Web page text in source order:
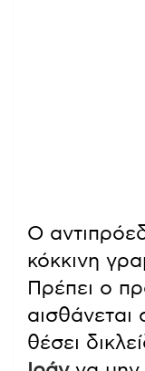
Ο
κόκκινη
Πρέπει ο
αισθάνεται
θέσει